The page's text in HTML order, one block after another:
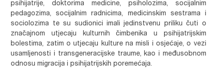
psihijatrije, doktorima medicine, psiholozima, socijalnim
pedagozima, socijalnim radnicima, medicinskim sestrama i
sociolozima te su sudionici imali jedinstvenu priliku čuti o
značajnom utjecaju kulturnih čimbenika u psihijatrijskim
bolestima, zatim o utjecaju kulture na misli i osjećaje, o vezi
usamljenosti i transgeneracijske traume, kao i međusobnom
odnosu migracija i psihijatrijskih poremećaja.